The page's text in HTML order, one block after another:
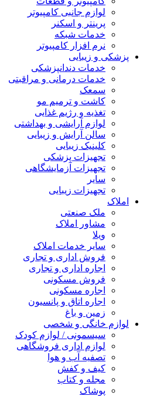
لوازم جانبی کامپیوتر
پرینتر و اسکنر
خدمات شبکه
نرم افزار کامپیوتر
پزشکی و زیبایی
خدمات دندانپزشکی
خدمات درمانی و مراقبتی
سمعک
کاشت و ترمیم مو
تغذیه و رژیم غذایی
لوازم آرایشی و بهداشتی
سالن آرایش و زیبایی
کلینیک زیبایی
تجهیزات پزشکی
تجهیزات آزمایشگاهی
سایر
تجهیزات زیبایی
املاک
ملک صنعتی
مشاور املاک
ویلا
سایر خدمات املاک
فروش اداری و تجاری
اجاره اداری و تجاری
فروش مسکونی
اجاره مسکونی
اجاره اتاق و پانسیون
زمین و باغ
لوازم خانگی و شخصی
سیسمونی / لوازم کودک
لوازم اداری فروشگاهی
تصفیه آب و هوا
کیف و کفش
مجله و کتاب
پوشاک